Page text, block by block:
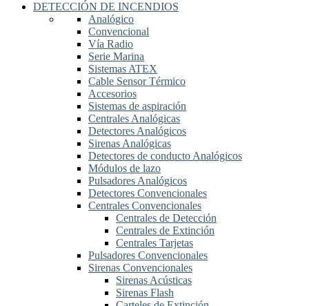
DETECCIÓN DE INCENDIOS
Analógico
Convencional
Vía Radio
Serie Marina
Sistemas ATEX
Cable Sensor Térmico
Accesorios
Sistemas de aspiración
Centrales Analógicas
Detectores Analógicos
Sirenas Analógicas
Detectores de conducto Analógicos
Módulos de lazo
Pulsadores Analógicos
Detectores Convencionales
Centrales Convencionales
Centrales de Detección
Centrales de Extinción
Centrales Tarjetas
Pulsadores Convencionales
Sirenas Convencionales
Sirenas Acústicas
Sirenas Flash